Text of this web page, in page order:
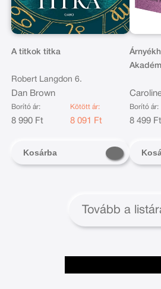
A titkok titka
Robert Langdon 6.
Dan Brown
Borító ár:
8 990 Ft
Kötött ár:
8 091 Ft
Kosárba
Valenti
Borító ár:
8 499 Ft
Tovább a